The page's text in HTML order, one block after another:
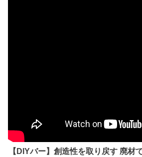
【DIYバー】創造性を取り戻す 廃材